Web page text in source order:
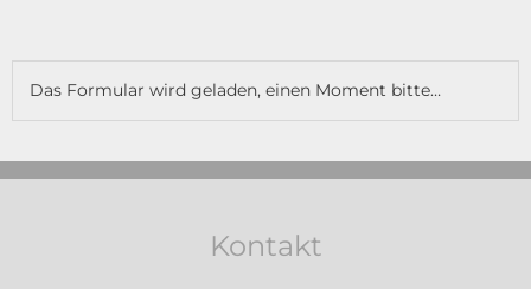
Das Formular wird geladen, einen Moment bitte…
Kontakt